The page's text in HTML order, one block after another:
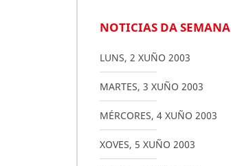
NOTICIAS DA SEMANA
LUNS, 2 XUÑO 2003
MARTES, 3 XUÑO 2003
MÉRCORES, 4 XUÑO 2003
XOVES, 5 XUÑO 2003